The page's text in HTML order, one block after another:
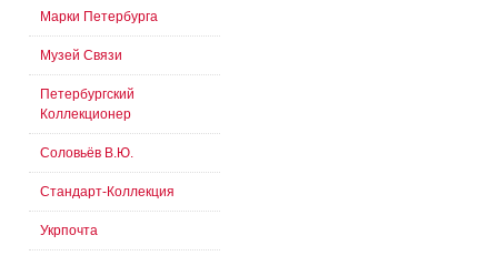
Марки Петербурга
Музей Связи
Петербургский
Коллекционер
Соловьёв В.Ю.
Стандарт-Коллекция
Укрпочта